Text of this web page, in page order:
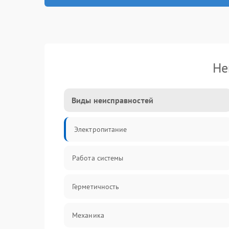
Виды неисправностей
Электропитание
Работа системы
Герметичность
Механика